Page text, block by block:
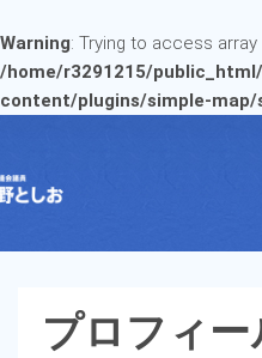
Warning: Trying to access
/home/r3291215/
content/plugins/simple-map/
プロフィー